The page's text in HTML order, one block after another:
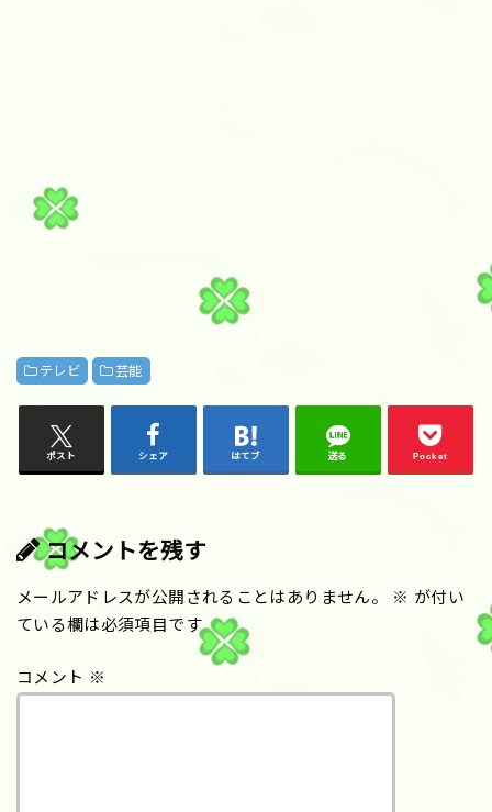
テレビ 芸能
ポスト シェア はてブ 送る Pocket
コメントを残す
メールアドレスが公開されることはありません。 ※ が付い
ている欄は必須項目です
コメント ※